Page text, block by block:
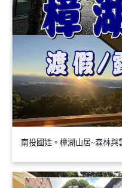
南投國姓。樟湖山居~森林